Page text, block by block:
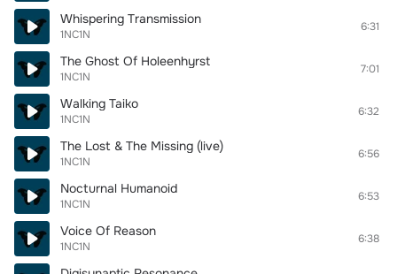
Whispering Transmission
1NC1N
6:31
The Ghost Of Holeenhyrst
1NC1N
7:01
Walking Taiko
1NC1N
6:32
The Lost & The Missing (live)
1NC1N
6:56
Nocturnal Humanoid
1NC1N
6:53
Voice Of Reason
1NC1N
6:38